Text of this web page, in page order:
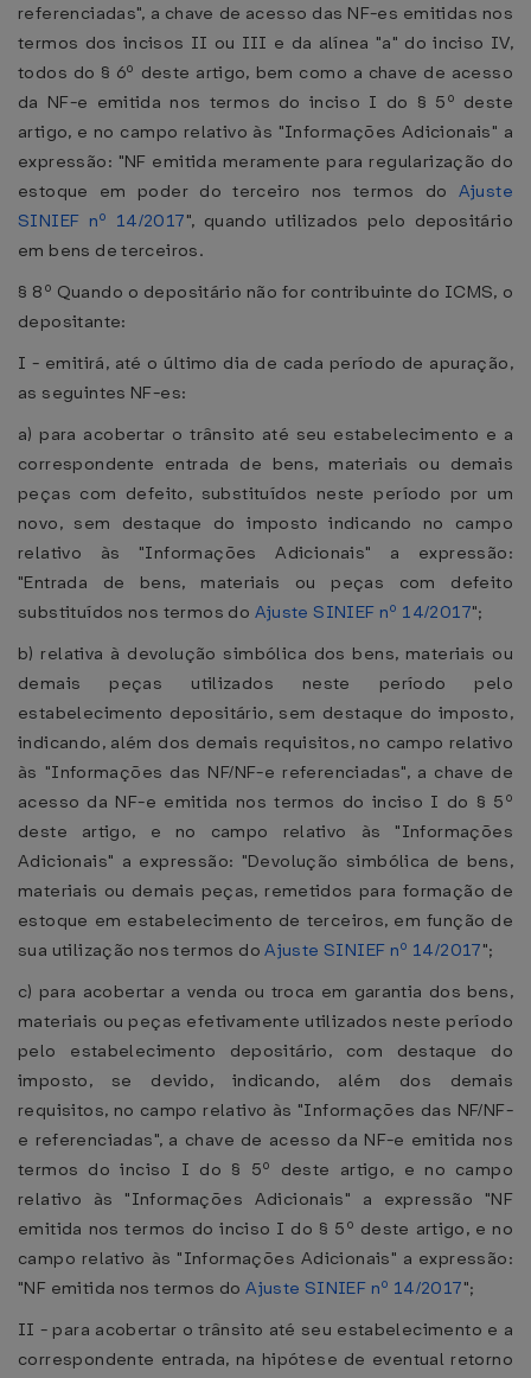
referenciadas", a chave de acesso das NF-es emitidas nos
termos dos incisos II ou III e da alínea "a" do inciso IV,
todos do § 6º deste artigo, bem como a chave de acesso
da NF-e emitida nos termos do inciso I do § 5º deste
artigo, e no campo relativo às "Informações Adicionais" a
expressão: "NF emitida meramente para regularização do
estoque em poder do terceiro nos termos do Ajuste
SINIEF nº 14/2017", quando utilizados pelo depositário
em bens de terceiros.
§ 8º Quando o depositário não for contribuinte do ICMS, o
depositante:
I - emitirá, até o último dia de cada período de apuração,
as seguintes NF-es:
a) para acobertar o trânsito até seu estabelecimento e a
correspondente entrada de bens, materiais ou demais
peças com defeito, substituídos neste período por um
novo, sem destaque do imposto indicando no campo
relativo às "Informações Adicionais" a expressão:
"Entrada de bens, materiais ou peças com defeito
substituídos nos termos do Ajuste SINIEF nº 14/2017";
b) relativa à devolução simbólica dos bens, materiais ou
demais peças utilizados neste período pelo
estabelecimento depositário, sem destaque do imposto,
indicando, além dos demais requisitos, no campo relativo
às "Informações das NF/NF-e referenciadas", a chave de
acesso da NF-e emitida nos termos do inciso I do § 5º
deste artigo, e no campo relativo às "Informações
Adicionais" a expressão: "Devolução simbólica de bens,
materiais ou demais peças, remetidos para formação de
estoque em estabelecimento de terceiros, em função de
sua utilização nos termos doAjuste SINIEF nº 14/2017";
c) para acobertar a venda ou troca em garantia dos bens,
materiais ou peças efetivamente utilizados neste período
pelo estabelecimento depositário, com destaque do
imposto, se devido, indicando, além dos demais
requisitos, no campo relativo às "Informações das NF/NF-
e referenciadas", a chave de acesso da NF-e emitida nos
termos do inciso I do § 5º deste artigo, e no campo
relativo às "Informações Adicionais" a expressão "NF
emitida nos termos do inciso I do § 5º deste artigo, e no
campo relativo às "Informações Adicionais" a expressão:
"NF emitida nos termos doAjuste SINIEF nº 14/2017";
II - para acobertar o trânsito até seu estabelecimento e a
correspondente entrada, na hipótese de eventual retorno